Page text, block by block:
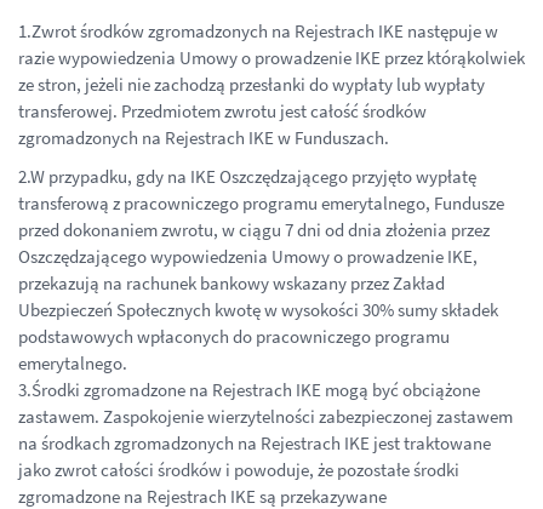
1.Zwrot środków zgromadzonych na Rejestrach IKE następuje w
razie wypowiedzenia Umowy o prowadzenie IKE przez którąkolwiek
ze stron, jeżeli nie zachodzą przesłanki do wypłaty lub wypłaty
transferowej. Przedmiotem zwrotu jest całość środków
zgromadzonych na Rejestrach IKE w Funduszach.
2.W przypadku, gdy na IKE Oszczędzającego przyjęto wypłatę
transferową z pracowniczego programu emerytalnego, Fundusze
przed dokonaniem zwrotu, w ciągu 7 dni od dnia złożenia przez
Oszczędzającego wypowiedzenia Umowy o prowadzenie IKE,
przekazują na rachunek bankowy wskazany przez Zakład
Ubezpieczeń Społecznych kwotę w wysokości 30% sumy składek
podstawowych wpłaconych do pracowniczego programu
emerytalnego.
3.Środki zgromadzone na Rejestrach IKE mogą być obciążone
zastawem. Zaspokojenie wierzytelności zabezpieczonej zastawem
na środkach zgromadzonych na Rejestrach IKE jest traktowane
jako zwrot całości środków i powoduje, że pozostałe środki
zgromadzone na Rejestrach IKE są przekazywane